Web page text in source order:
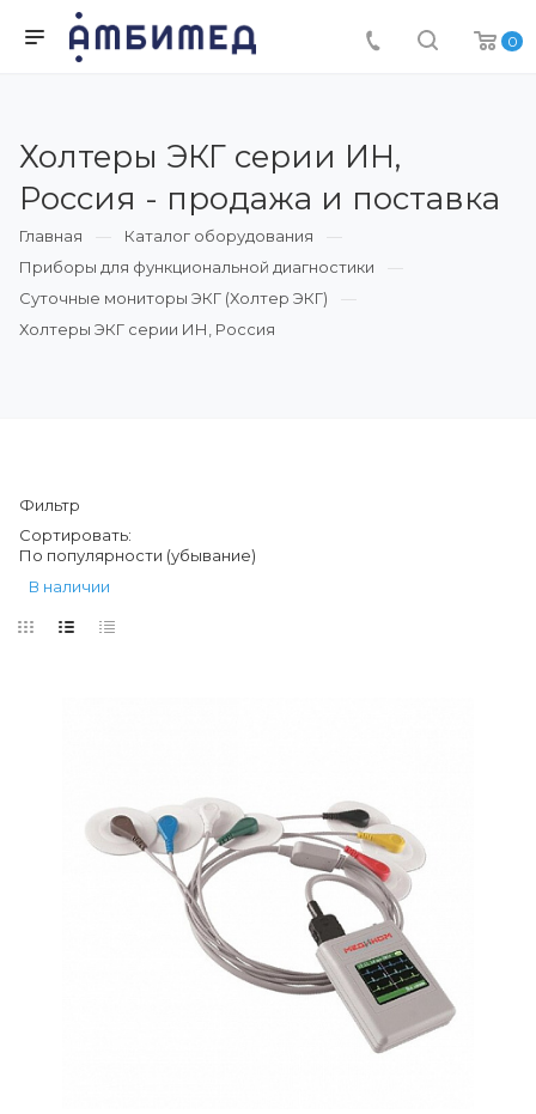
0
Холтеры ЭКГ серии ИН,
Россия - продажа и поставка
Главная
Каталог оборудования
Приборы для функциональной диагностики
Суточные мониторы ЭКГ (Холтер ЭКГ)
Холтеры ЭКГ серии ИН, Россия
Фильтр
Сортировать:
По популярности (убывание)
В наличии